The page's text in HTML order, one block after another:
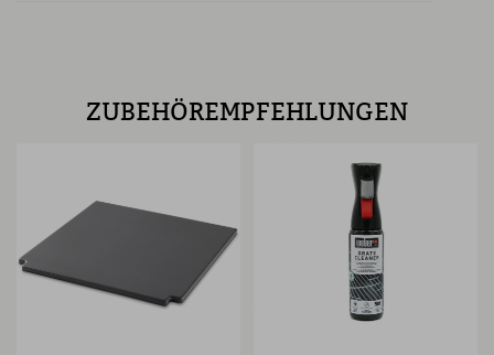
ZUBEHÖREMPFEHLUNGEN